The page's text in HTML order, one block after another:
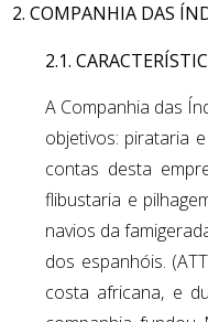
2. COMPANHIA DAS
2.1.
A Companhia das
objetivos: pirataria
contas desta
flibustaria e
navios da
dos espanhóis.
costa africana, e